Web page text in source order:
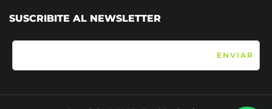
SUSCRIBITE AL NEWSLETTER